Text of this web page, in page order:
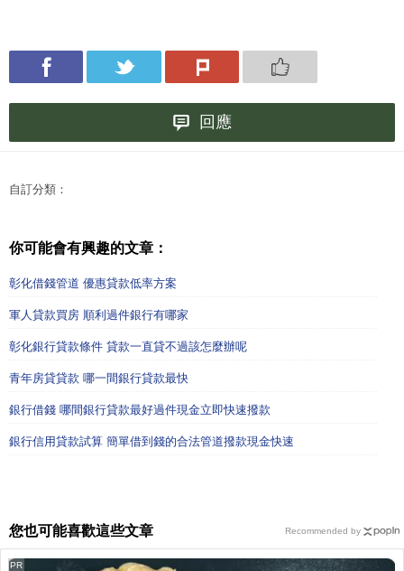
回應
自訂分類：
你可能會有興趣的文章：
彰化借錢管道 優惠貸款低率方案
軍人貸款買房 順利過件銀行有哪家
彰化銀行貸款條件 貸款一直貸不過該怎麼辦呢
青年房貸貸款 哪一間銀行貸款最快
銀行借錢 哪間銀行貸款最好過件現金立即快速撥款
銀行信用貸款試算 簡單借到錢的合法管道撥款現金快速
您也可能喜歡這些文章
PR
Recommended by